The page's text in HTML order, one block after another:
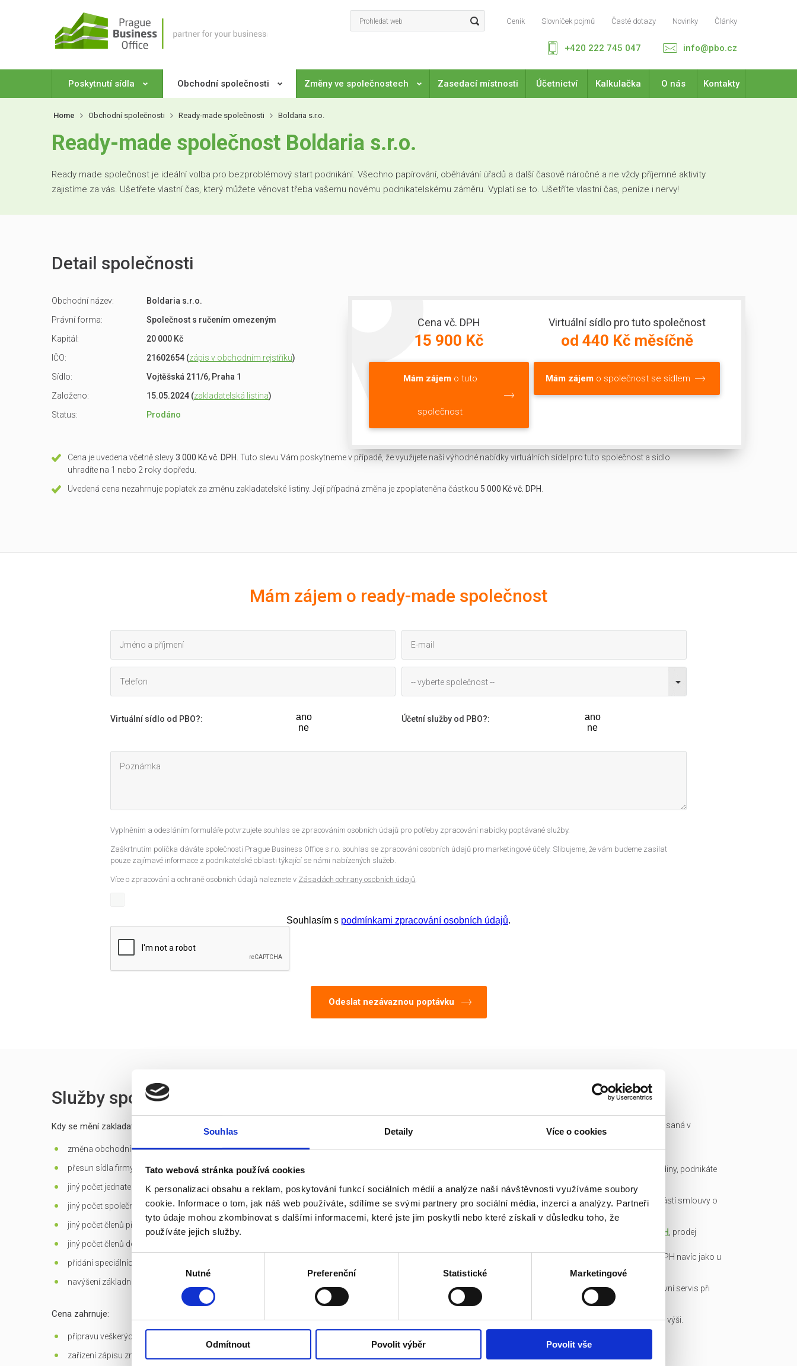
Souhlas Detaily Více o cookies
Tato webová stránka používá cookies
K personalizaci obsahu a reklam, poskytování funkcí sociálních médií a analýze naší návštěvnosti využíváme soubory
cookie. Informace o tom, jak náš web používáte, sdílíme se svými partnery pro sociální média, inzerci a analýzy. Partneři
tyto údaje mohou zkombinovat s dalšími informacemi, které jste jim poskytli nebo které získali v důsledku toho, že
používáte jejich služby.
Výběr
Nutné Preferenční Statistické Marketingové
Odmítnout Povolit výběr Povolit vše
Ceník Slovníček pojmů Časté dotazy Novinky Články
info@pbo.cz
+420 222 745 047
Poskytnutí sídla Obchodní společnosti Změny ve společnostech Zasedací místnosti Účetnictví Kalkulačka O nás Kontakty
Home Obchodní společnosti Ready-made společnosti Boldaria s.r.o.
Ready-made společnost Boldaria s.r.o.
Ready made společnost je ideální volba pro bezproblémový start podnikání. Všechno papírování, oběhávání úřadů a další časově náročné a ne vždy příjemné aktivity
zajistíme za vás. Ušetřete vlastní čas, který můžete věnovat třeba vašemu novému podnikatelskému záměru. Vyplatí se to. Ušetříte vlastní čas, peníze i nervy!
Detail společnosti
Obchodní název:
Boldaria s.r.o.
Právní forma:
Společnost s ručením omezeným
Kapitál:
20 000 Kč
IČO:
21602654 (zápis v obchodním rejstříku)
Sídlo:
Vojtěšská 211/6, Praha 1
Založeno:
15.05.2024 (zakladatelská listina)
Status:
Prodáno
Cena vč. DPH
15 900 Kč
Mám zájemo tuto
společnost
Virtuální sídlo pro tuto společnost
od 440 Kč měsíčně
Mám zájem o společnost se sídlem
Cena je uvedena včetně slevy3 000 Kč vč. DPH . Tuto slevu Vám poskytneme v případě, že využijete naší výhodné nabídky virtuálních sídel pro tuto společnost a sídlo
uhradíte na 1 nebo 2 roky dopředu.
Uvedená cena nezahrnuje poplatek za změnu zakladatelské listiny. Její případná změna je zpoplateněna částkou 5 000 Kč vč. DPH
Mám zájem o ready-made společnost
-- vyberte společnost --
Virtuální sídlo od PBO?:
ano
ne
Účetní služby od PBO?:
ano
ne
Vyplněním a odesláním formuláře potvrzujete souhlas se zpracováním osobních údajů pro potřeby zpracování nabídky poptávané služby.
Zaškrtnutím políčka dáváte společnosti Prague Business Office s.r.o. souhlas se zpracování osobních údajů pro marketingové účely. Slibujeme, že vám budeme zasílat
pouze zajímavé informace z podnikatelské oblasti týkající se námi nabízených služeb.
Více o zpracování a ochraně osobních údajů naleznete v Zásadách ochrany osobních údajů.
Souhlasím s podmínkami zpracování osobních údajů.
Služby spojené s prodejem
Kdy se mění zakladatelská listina?
změna obchodní firmy (jména) společnosti
přesun sídla firmy mimo Prahu
jiný počet jednatelů než 1 - u s.r.o.
jiný počet společníků než 1 - jen u s.r.o. založených do roku 2013 včetně
jiný počet členů představenstva než 1 v případě jediného akcionáře, než 3 v případě více akcionářů - u a.s.
jiný počet členů dozorčí rady než 3 - u a.s.
přidání speciálních
navýšení základního kapitálu
Cena zahrnuje:
přípravu veškerých dokumentů potřebných k převodu
zařízení zápisu změn do OR
Ready made společnost je zapsaná v
obchodním rejstříku a má IČ.
společnosti připravíme do hodiny, podnikáte
Garance bezdlužnosti je součástí smlouvy o
převodu obchodního podílu.
DPH , prodej
osvobozen, není nutné platit DPH navíc jako u
konkurence!
Veškerou administrativu a právní servis při
koupi/přepisu zařídíme my!
Základní kapitál splacen v plné výši.